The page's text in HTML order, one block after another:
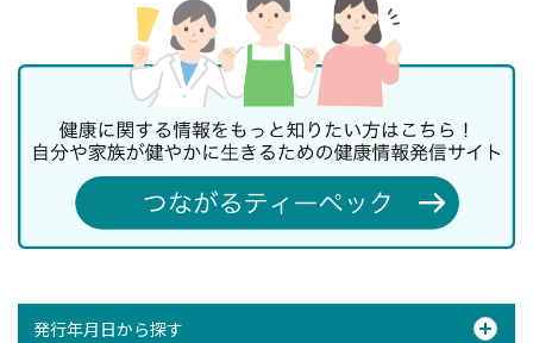
発行年月日から探す